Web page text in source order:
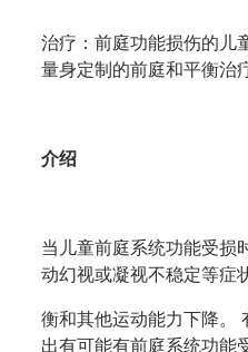
治疗：前庭功能损伤的儿
量身定制的前庭和平衡治
介绍
当儿童前庭系统功能受损
动幻视或凝视不稳定等症
衡和其他运动能力下降。
出有可能有前庭系统功能